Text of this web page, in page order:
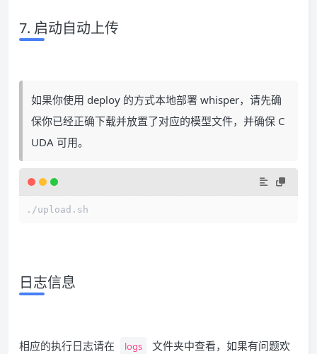
7. 启动自动上传
如果你使用 deploy 的方式本地部署 whisper，请先确
保你已经正确下载并放置了对应的模型文件，并确保 C
UDA 可用。
./upload.sh
日志信息
相应的执行日志请在 logs
文件夹中查看，如果有问题欢